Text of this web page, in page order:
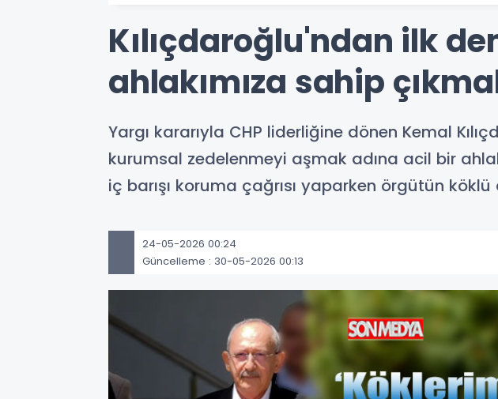
Kılıçdaroğlu'ndan ilk
ahlakımıza sahip
Yargı kararıyla CHP liderliğine dönen Kemal
kurumsal zedelenmeyi aşmak adına acil bir
iç barışı koruma çağrısı yaparken örgütün
24-05-2026 00:24
Güncelleme : 30-05-2026 00:13